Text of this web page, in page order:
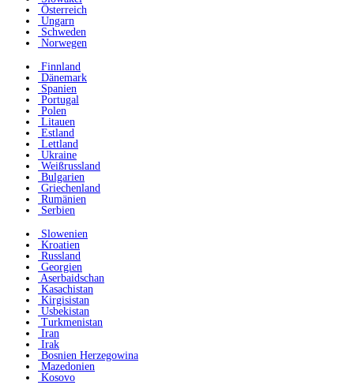
Österreich
Ungarn
Schweden
Norwegen
Finnland
Dänemark
Spanien
Portugal
Polen
Litauen
Estland
Lettland
Ukraine
Weißrussland
Bulgarien
Griechenland
Rumänien
Serbien
Slowenien
Kroatien
Russland
Georgien
Aserbaidschan
Kasachistan
Kirgisistan
Usbekistan
Turkmenistan
Iran
Irak
Bosnien Herzegowina
Mazedonien
Kosovo